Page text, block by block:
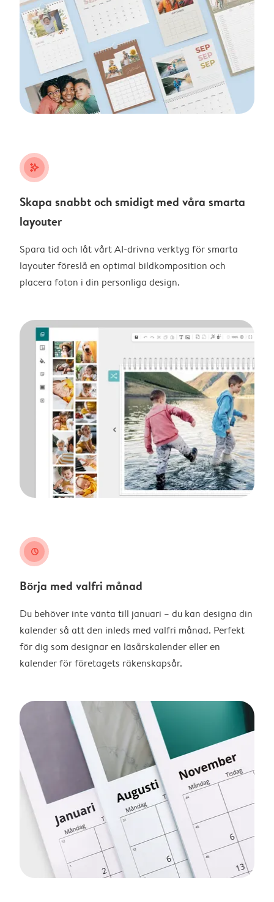
stars_plus
Skapa snabbt och smidigt med våra smarta
layouter
Spara tid och låt vårt AI-drivna verktyg för smarta
layouter föreslå en optimal bildkomposition och
placera foton i din personliga design.
clock
Börja med valfri månad
Du behöver inte vänta till januari – du kan designa din
kalender så att den inleds med valfri månad. Perfekt
för dig som designar en läsårskalender eller en
kalender för företagets räkenskapsår.